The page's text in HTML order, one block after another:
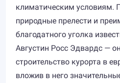
климатическим условиям.
природные прелести и
благодатного уголка
Августин Росс Эдвардс —
строительство курорта в
вложив в него